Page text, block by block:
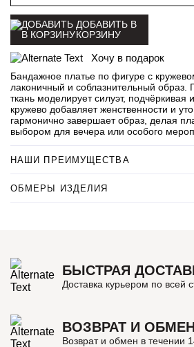
ДОБАВИТЬ В
КОРЗИНУ
Хочу в подарок
Бандажное платье по фигуре с
лаконичный и соблазнительный образ.
ткань моделирует силуэт, подчёркивая
кружево добавляет женственности и
гармонично завершает образ, делая
выбором для вечера или особого
НАШИ ПРЕИМУЩЕСТВА
ОБМЕРЫ ИЗДЕЛИЯ
БЫСТРАЯ
Доставка курьером по всей
ВОЗВРАТ И ОБМЕН
Возврат и обмен в течении